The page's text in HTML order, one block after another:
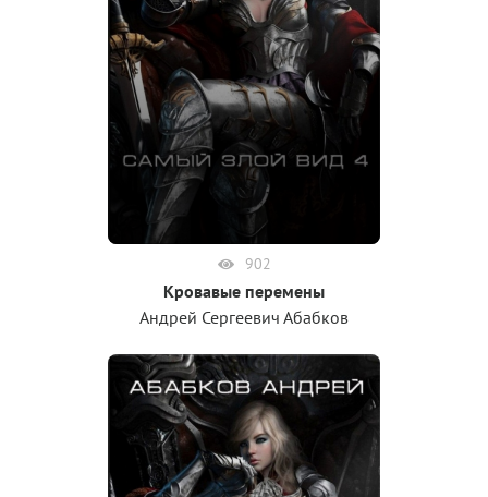
902
Кровавые перемены
Андрей Сергеевич Абабков